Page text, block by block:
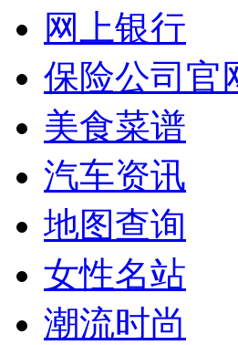
网上银行
保险公司官
美食菜谱
汽车资讯
地图查询
女性名站
潮流时尚